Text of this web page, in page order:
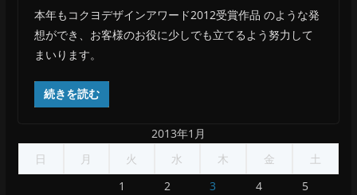
本年もコクヨデザインアワード2012受賞作品 のような発
想ができ、お客様のお役に少しでも立てるよう努力して
まいります。
続きを読む
2013年1月
日
月 火 水 木 金
土
1
2 3 4
5